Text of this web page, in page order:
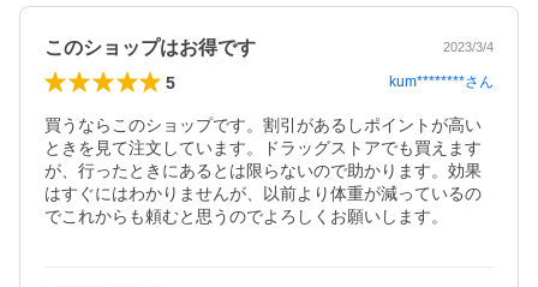
このショップはお得です 2023/3/4
5 kum********さん
買うならこのショップです。割引があるしポイントが高い
ときを見て注文しています。ドラッグストアでも買えます
が、行ったときにあるとは限らないので助かります。効果
はすぐにはわかりませんが、以前より体重が減っているの
でこれからも頼むと思うのでよろしくお願いします。